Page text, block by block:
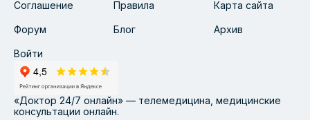
Соглашение Правила Карта сайта
Форум Блог Архив
Войти
«Доктор 24/7 онлайн» — телемедицина, медицинские
консультации онлайн.